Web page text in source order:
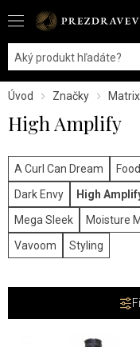
Úvod Značky Matrix
High Amplify
A Curl Can Dream
Dark Envy
High
Mega Sleek
Moisture
Vavoom
Styling